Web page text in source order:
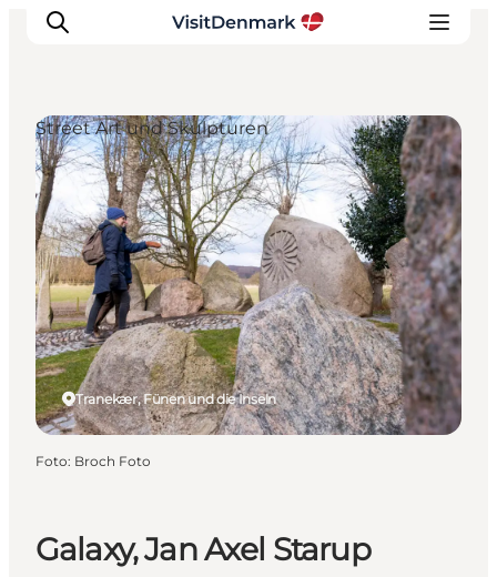
Inspiration
Regionen
Erlebnisse
Unterkünfte
Reiseplanung
Galaxy, Jan Axel Starup
Tranekær, Fünen und die Inseln
Street Art und Skulpturen
Foto: Broch Foto